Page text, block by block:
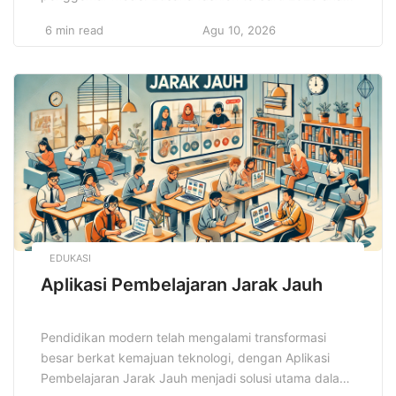
menciptakan gaya yang tidak hanya nyaman tetapi
formal, desain busana 2025 akan mengutamakan
fungsi tanpa mengurangi sisi estetika. Para desainer
dan penggemar mode […]
6 min read Agu 10, 2026
EDUKASI
Aplikasi Pembelajaran Jarak Jauh
Pendidikan modern telah mengalami transformasi
besar berkat kemajuan teknologi, dengan Aplikasi
Pembelajaran Jarak Jauh menjadi solusi utama dalam